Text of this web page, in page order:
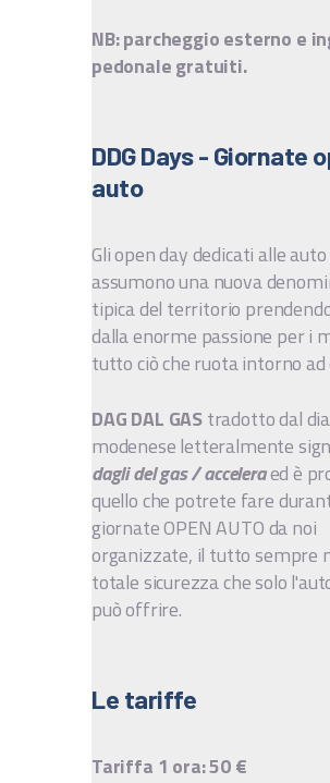
NB: parcheggio esterno e
pedonale gratuiti.
DDG Days - Giornate
auto
Gli open day dedicati alle auto
assumono una nuova
tipica del territorio
dalla enorme passione per i
tutto ciò che ruota intorno ad
DAG DAL GAStradotto dal
modenese letteralmente
dagli del gas / acceleraed è
quello che potrete fare
giornate OPEN AUTO da noi
organizzate, il tutto sempre
totale sicurezza che solo
può offrire.
Le tariffe
Tariffa 1 ora: 50 €